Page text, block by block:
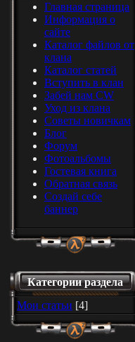
Главная страница
Информация о
сайте
Каталог файлов от
клана
Каталог статей
Вступить в клан
Забей нам CW
Уход из клана
Советы новичкам
Блог
Форум
Фотоальбомы
Гостевая книга
Обратная связь
Создай себе
баннер
Категории раздела
Мои статьи [4]